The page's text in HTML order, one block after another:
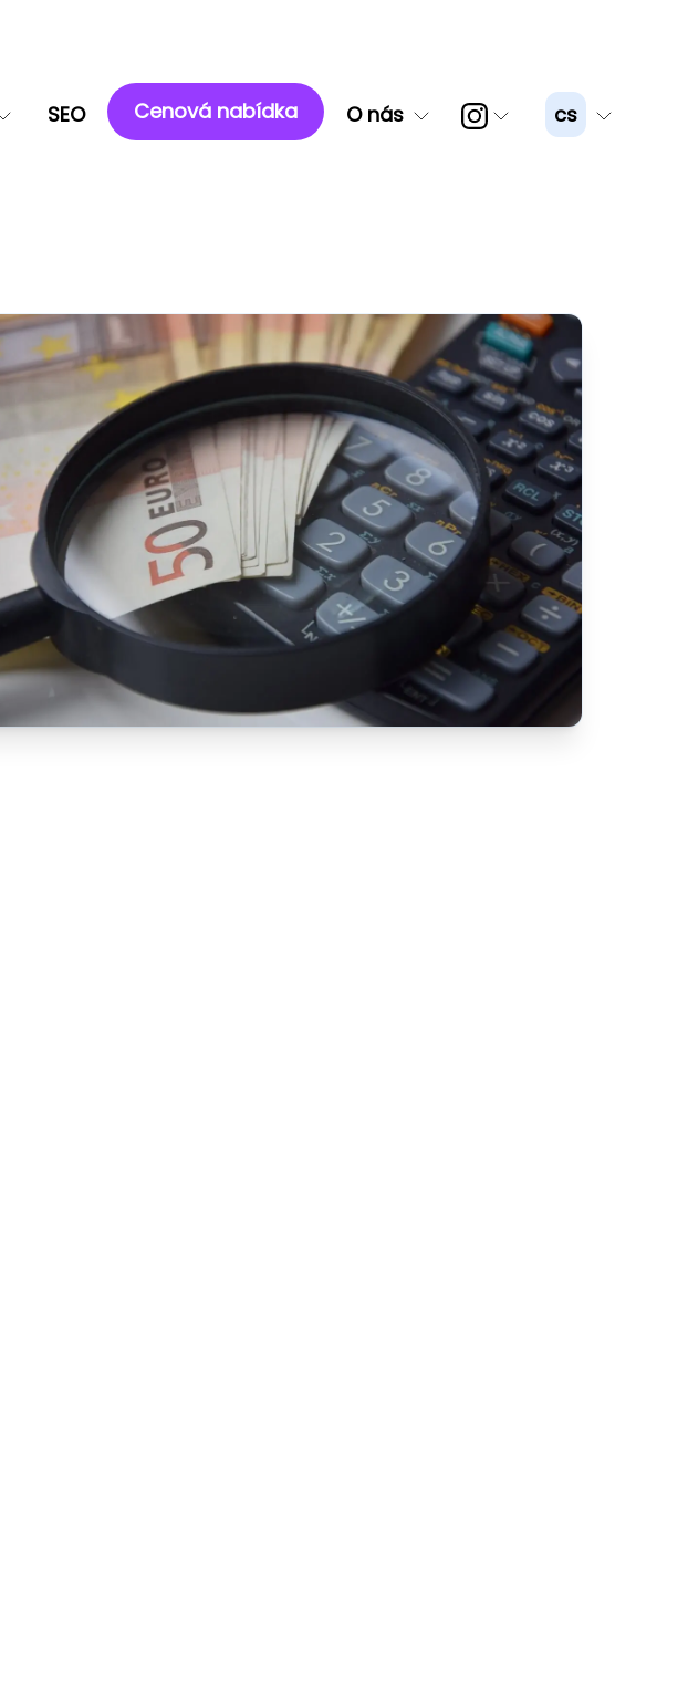
SEO Cenová nabídka O nás cs